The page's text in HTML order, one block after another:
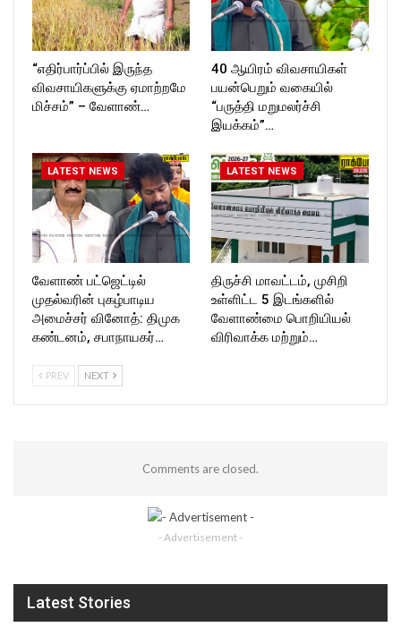
“எதிர்பார்ப்பில் இருந்த
விவசாயிகளுக்கு ஏமாற்றமே
மிச்சம்” – வேளாண்…
40 ஆயிரம் விவசாயிகள்
பயன்பெறும் வகையில்
“பருத்தி மறுமலர்ச்சி
இயக்கம்”…
LATEST NEWS
வேளாண் பட்ஜெட்டில்
முதல்வரின் புகழ்பாடிய
அமைச்சர் வினோத்: திமுக
கண்டனம், சபாநாயகர்…
LATEST NEWS
திருச்சி மாவட்டம், முசிறி
உள்ளிட்ட 5 இடங்களில்
வேளாண்மை பொறியியல்
விரிவாக்க மற்றும்…
PREV NEXT
Comments are closed.
- Advertisement -
Latest Stories